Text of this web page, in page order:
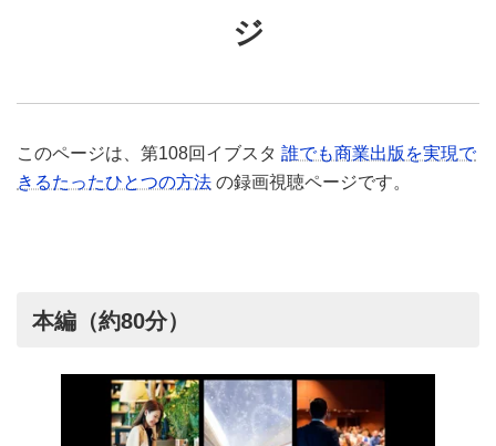
ジ
このページは、第108回イブスタ 誰でも商業出版を実現で
きるたったひとつの方法 の録画視聴ページです。
本編（約80分）